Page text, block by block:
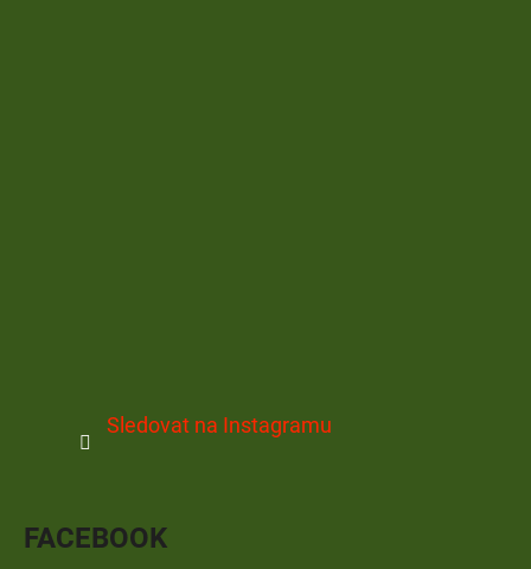
Sledovat na Instagramu
FACEBOOK